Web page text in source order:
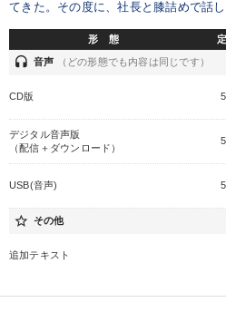
てきた。その度に、社長と膝詰めで話
形 態
headset 音声 （どの形態でも内容は同じです）
CD版
デジタル音声版
（配信＋ダウンロード）
USB(音声)
star_border その他
追加テキスト